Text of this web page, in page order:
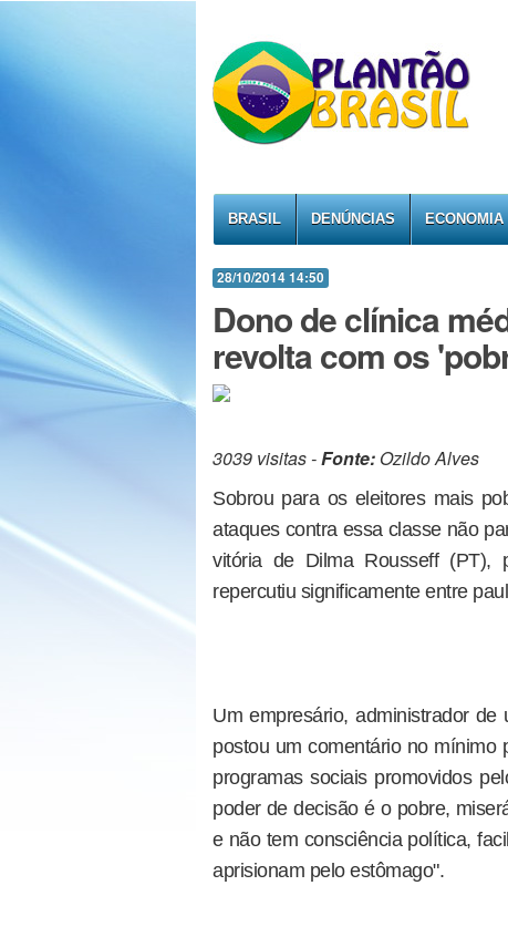
BRASIL DENÚNCIAS ECONOMIA
28/10/2014 14:50
Dono de clínica
revolta com os
3039 visitas -Fonte: Ozildo Alves
Sobrou para os eleitores mais
ataques contra essa classe não
vitória de Dilma Rousseff (PT),
repercutiu significamente entre
Um empresário, administrador
postou um comentário no mínimo
programas sociais promovidos
poder de decisão é o pobre,
e não tem consciência política,
aprisionam pelo estômago".